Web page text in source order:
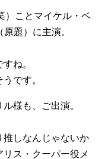
）ことマイケル・ベ
題）に主演。
ね。
です。
様も、ご出演。
推しなんじゃないか
ス・クーパー役メ